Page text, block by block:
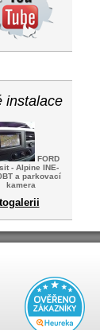
instalace
FORD
- Alpine INE-
a parkovací
kamera